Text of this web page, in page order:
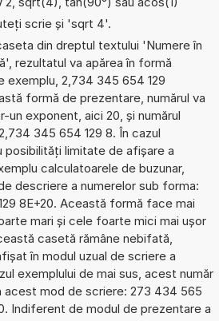
scrie și 'sqrt 4'.
din dreptul textului 'Numere în
rezultatul va apărea în formă
exemplu, 2,734 345 654 129
formă de prezentare, numărul va
un exponent, aici 20, și numărul
345 654 129 8. În cazul
posibilități limitate de afișare a
calculatoarele de buzunar,
descriere a numerelor sub forma:
8E+20. Această formă face mai
mari și cele foarte mici mai ușor
casetă rămâne nebifată,
în modul uzual de scriere a
exemplului de mai sus, acest număr
acest mod de scriere: 273 434 565
Indiferent de modul de prezentare a